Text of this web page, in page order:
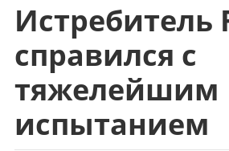
Перейти
содержимому
Истребитель
справился с
тяжелейшим
испытанием